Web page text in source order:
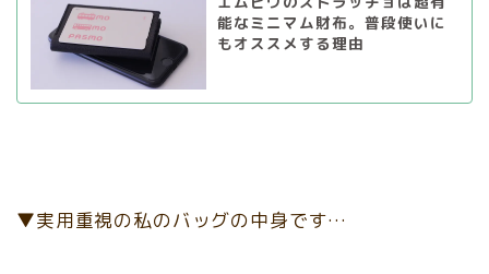
能なミニマム財布。普段使いに
もオススメする理由
▼実用重視の私のバッグの中身です…